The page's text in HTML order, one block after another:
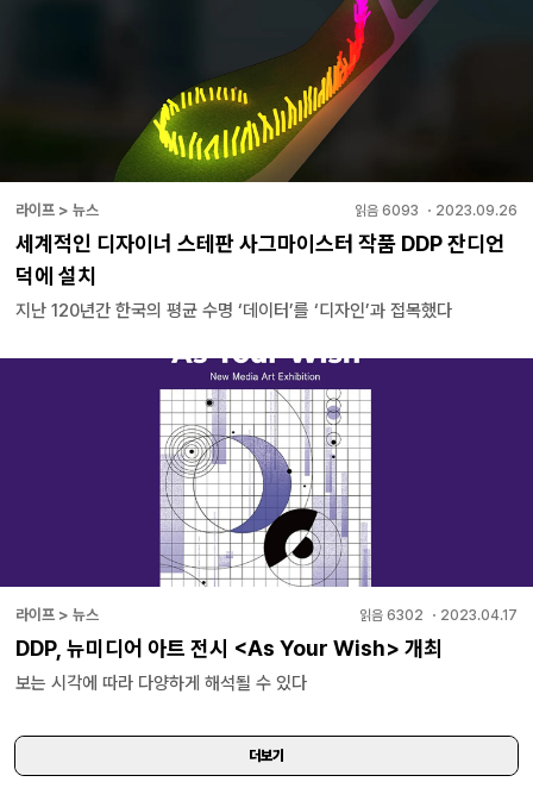
라이프 > 뉴스 읽음 6093 ・ 2023.09.26
세계적인 디자이너 스테판 사그마이스터 작품 DDP 잔디언
덕에 설치
지난 120년간 한국의 평균 수명 ‘데이터’를 ‘디자인’과 접목했다
라이프 > 뉴스 읽음 6302 ・ 2023.04.17
DDP, 뉴미디어 아트 전시 <As Your Wish> 개최
보는 시각에 따라 다양하게 해석될 수 있다
더보기